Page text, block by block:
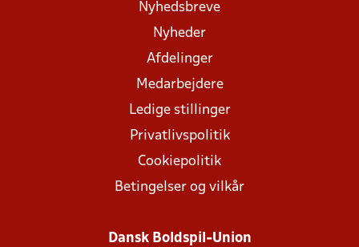
Nyhedsbreve
Nyheder
Afdelinger
Medarbejdere
Ledige stillinger
Privatlivspolitik
Cookiepolitik
Betingelser og vilkår
Dansk Boldspil-Union